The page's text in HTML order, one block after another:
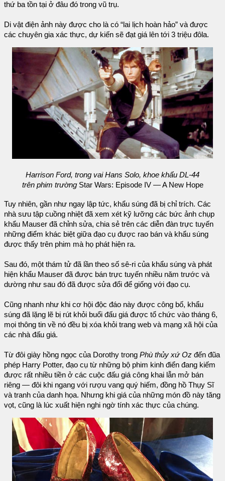
thứ ba tồn tại ở đâu đó trong vũ trụ.
Di vật điện ảnh này được cho là có “lai lịch hoàn hảo” và được
các chuyên gia xác thực, dự kiến sẽ đạt giá lên tới 3 triệu đôla.
Harrison Ford, trong vai Hans Solo, khoe khẩu DL-44
trên phim trườngStar Wars: Episode IV — A New Hope
Tuy nhiên, gần như ngay lập tức, khẩu súng đã bị chỉ trích. Các
nhà sưu tập cuồng nhiệt đã xem xét kỹ lưỡng các bức ảnh chụp
khẩu Mauser đã chỉnh sửa, chia sẻ trên các diễn đàn trực tuyến
những điểm khác biệt giữa đạo cụ được rao bán và khẩu súng
được thấy trên phim mà họ phát hiện ra.
Sau đó, một thám tử đã lần theo số sê-ri của khẩu súng và phát
hiện khẩu Mauser đã được bán trực tuyến nhiều năm trước và
dường như sau đó đã được sửa đổi để giống với đạo cụ.
Cũng nhanh như khi cơ hội độc đáo này được công bố, khẩu
súng đã lặng lẽ bị rút khỏi buổi đấu giá được tổ chức vào tháng 6,
mọi thông tin về nó đều bị xóa khỏi trang web và mạng xã hội của
các nhà đấu giá.
Từ đôi giày hồng ngọc của Dorothy trong Phù thủy xứ Oz đến đũa
phép Harry Potter, đạo cụ từ những bộ phim kinh điển đang kiếm
được rất nhiều tiền ở các cuộc đấu giá công khai lẫn mở bán
riêng — đôi khi ngang với rượu vang quý hiếm, đồng hồ Thụy Sĩ
và tranh của danh họa. Nhưng khi giá của những món đồ này tăng
vọt, cũng là lúc xuất hiện nghi ngờ tính xác thực của chúng.